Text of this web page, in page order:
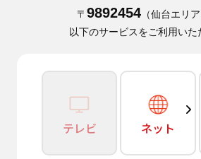
〒 9892454（仙台エリア
以下のサービスをご利用いた
テレビ ネット